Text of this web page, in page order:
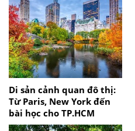
Di sản cảnh quan đô thị:
Từ Paris, New York đến
bài học cho TP.HCM